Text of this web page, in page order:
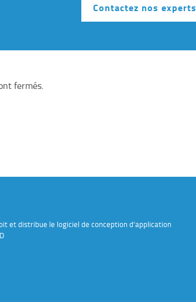
Contactez nos experts
fermés.
et distribue le logiciel de conception d'application